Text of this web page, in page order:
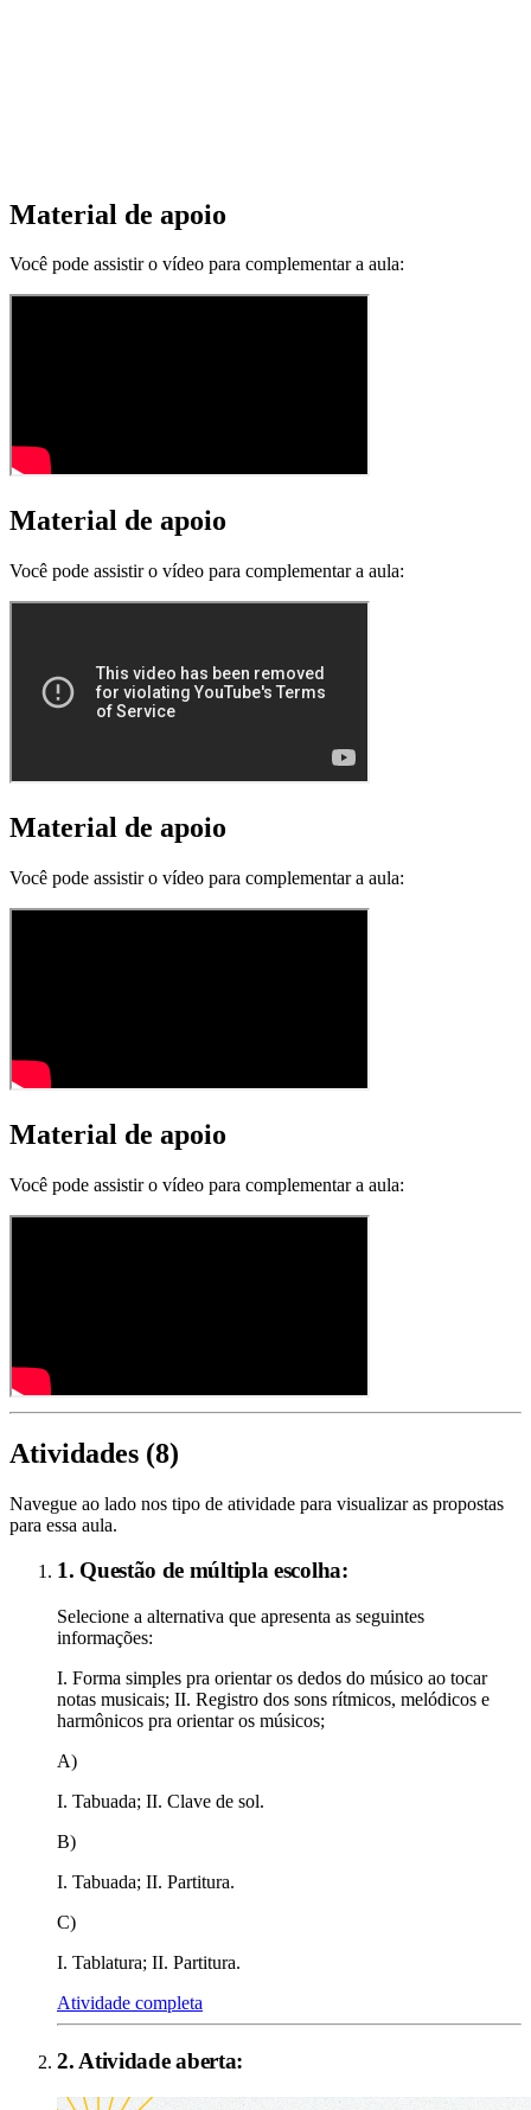
Material de apoio
Você pode assistir o vídeo para complementar a aula:
Material de apoio
Você pode assistir o vídeo para complementar a aula:
Material de apoio
Você pode assistir o vídeo para complementar a aula:
Material de apoio
Você pode assistir o vídeo para complementar a aula:
Atividades (8)
Navegue ao lado nos tipo de atividade para visualizar as propostas
para essa aula.
1. Questão de múltipla escolha:
Selecione a alternativa que apresenta as seguintes
informações:
I. Forma simples pra orientar os dedos do músico ao tocar
notas musicais; II. Registro dos sons rítmicos, melódicos e
harmônicos pra orientar os músicos;
A)
I. Tabuada; II. Clave de sol.
B)
I. Tabuada; II. Partitura.
C)
I. Tablatura; II. Partitura.
Atividade completa
2. Atividade aberta: